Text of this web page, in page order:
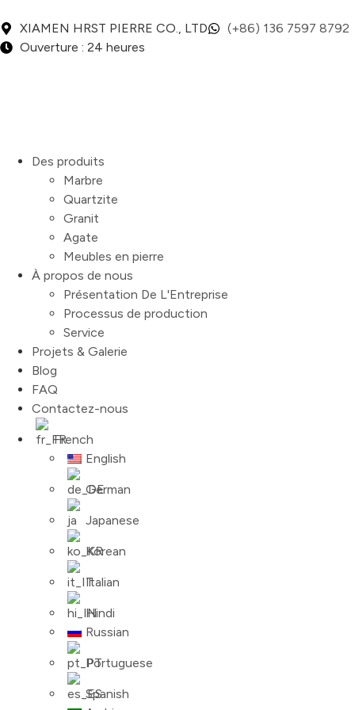
XIAMEN HRST PIERRE CO., LTD
(+86) 136 7597 8792
Ouverture : 24 heures
Des produits
Marbre
Quartzite
Granit
Agate
Meubles en pierre
À propos de nous
Présentation De L'Entreprise
Processus de production
Service
Projets & Galerie
Blog
FAQ
Contactez-nous
French
English
German
Japanese
Korean
Italian
Hindi
Russian
Portuguese
Spanish